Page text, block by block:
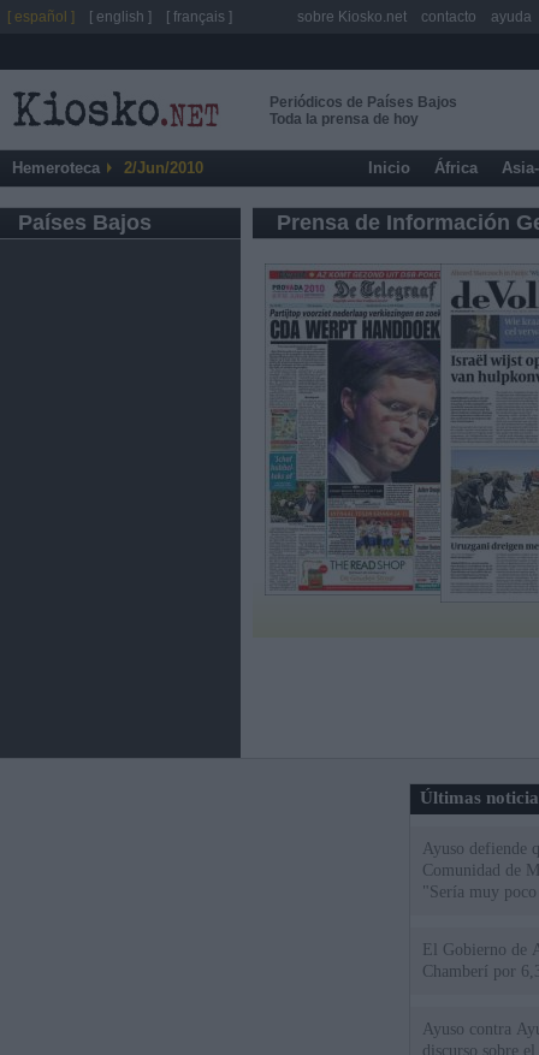
Periódicos de Países Bajos
Toda la prensa de hoy
Hemeroteca 2/Jun/2010 Inicio África
Países Bajos Prensa de Información
Últimas
Ayuso defiende
Comunidad de
"Sería muy
El Gobierno de
Chamberí por
Ayuso contra
discurso sobre
[ español ] [ english ] [ français ] sobre Kiosko.net contacto ayuda